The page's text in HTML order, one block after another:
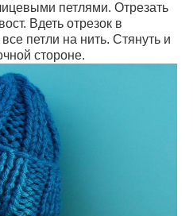
петлями. Отрезать
Вдеть отрезок в
петли на нить. Стянуть и
стороне.